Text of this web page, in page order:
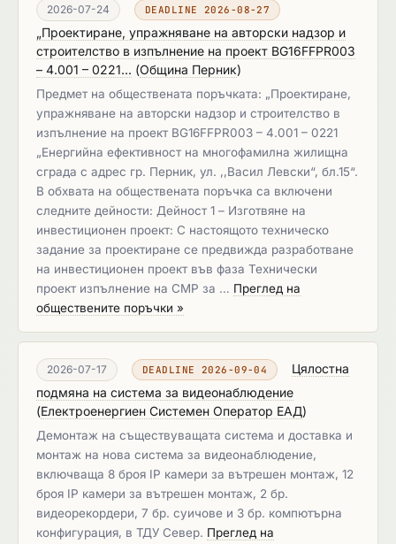
2026-07-24 DEADLINE 2026-08-27
„Проектиране, упражняване на авторски надзор и
строителство в изпълнение на проект BG16FFPR003
– 4.001 – 0221... (Община Перник)
Предмет на обществената поръчката: „Проектиране,
упражняване на авторски надзор и строителство в
изпълнение на проект BG16FFPR003 – 4.001 – 0221
„Енергийна ефективност на многофамилна жилищна
сграда с адрес гр. Перник, ул. ,,Васил Левски“, бл.15“.
В обхвата на обществената поръчка са включени
следните дейности: Дейност 1 – Изготвяне на
инвестиционен проект: С настоящото техническо
задание за проектиране се предвижда разработване
на инвестиционен проект във фаза Технически
проект изпълнение на СМР за … Преглед на
обществените поръчки »
2026-07-17 DEADLINE 2026-09-04
Цялостна
подмяна на система за видеонаблюдение
(Електроенергиен Системен Оператор ЕАД)
Демонтаж на съществуващата система и доставка и
монтаж на нова система за видеонаблюдение,
включваща 8 броя IP камери за вътрешен монтаж, 12
броя IP камери за вътрешен монтаж, 2 бр.
видеорекордери, 7 бр. суичове и 3 бр. компютърна
конфигурация, в ТДУ Север. Преглед на